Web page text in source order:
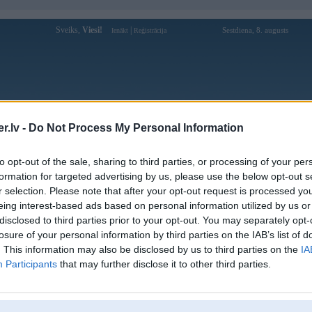
- Do Not Process My Personal Information
opt-out of the sale, sharing to third parties, or processing of your
for targeted advertising by us, please use the below opt-out
selection. Please note that after your opt-out request is processed
interest-based ads based on personal information utilized by us
to third parties prior to your opt-out. You may separately
of your personal information by third parties on the IAB’s list of
This information may also be disclosed by us to third parties on the
Participants that may further disclose it to other third parties.
Sveiks, Viesi! Ienākt Reģistrācija Sestdiena, 8. augusts
Forums Galerijas Reģistrācija Lietotāji
Lietotāja apktrustcom profils
Lietotājvārds:
apktrustcom
Nodarbošanās:
apk-trust
Ziņojumi forumā:
0
[Pēdējie ziņojumi forumā]